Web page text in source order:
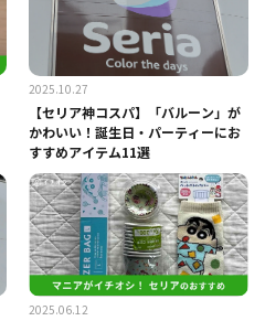
2025.10.27
【セリア神コスパ】「バルーン」が
かわいい！誕生日・パーティーにお
すすめアイテム11選
2025.06.12